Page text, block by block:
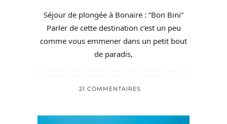
Séjour de plongée à Bonaire : “Bon Bini”
Parler de cette destination c’est un peu
comme vous emmener dans un petit bout
de paradis,
21 COMMENTAIRES